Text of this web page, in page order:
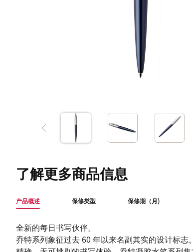
了解更多商品信息
产品概述 保修类型 保修期（月)
全新的每日书写伙伴。
乔特系列象征过去 60 年以来名副其实的设计标